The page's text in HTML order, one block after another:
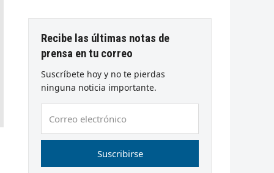
Recibe las últimas notas de
prensa en tu correo
Suscríbete hoy y no te pierdas
ninguna noticia importante.
electrónico
Suscribirse